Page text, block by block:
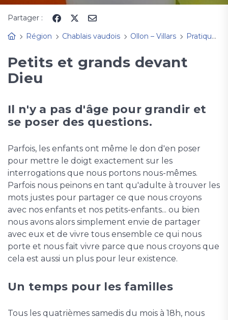
Partager :
Région
Chablais vaudois Ollon – Villars Pratique
Petits et grands devant
Dieu
Il n'y a pas d'âge pour grandir et
se poser des questions.
Parfois, les enfants ont même le don d'en poser
pour mettre le doigt exactement sur les
interrogations que nous portons nous-mêmes.
Parfois nous peinons en tant qu'adulte à trouver les
mots justes pour partager ce que nous croyons
avec nos enfants et nos petits-enfants... ou bien
nous avons alors simplement envie de partager
avec eux et de vivre tous ensemble ce qui nous
porte et nous fait vivre parce que nous croyons que
cela est aussi un plus pour leur existence.
Un temps pour les familles
Tous les quatrièmes samedis du mois à 18h, nous